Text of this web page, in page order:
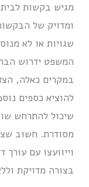
מגיש בקשות
ומדויק של
שגויות או לא
המשפט ידרוש
במקרים כאלה,
להוציא כספים
שיכול להתרחש
מסודרת. חשוב
וייוועצו עם
בצורה מדויקת